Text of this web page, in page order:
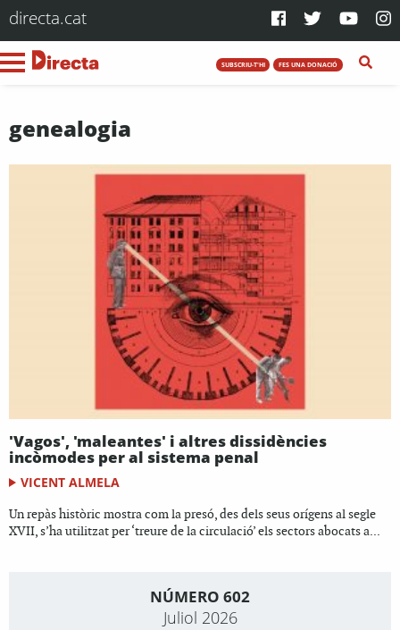
directa.cat
SUBSCRIU-T'HI FES UNA DONACIÓ
genealogia
'Vagos', 'maleantes' i altres dissidències
incòmodes per al sistema penal
VICENT ALMELA
Un repàs històric mostra com la presó, des dels seus orígens al segle
XVII, s’ha utilitzat per ‘treure de la circulació’ els sectors abocats a...
NÚMERO 602
Juliol 2026